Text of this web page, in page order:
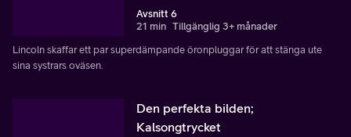
Avsnitt 6
21 min Tillgänglig 3+ månader
Lincoln skaffar ett par superdämpande öronpluggar för att stänga ute
sina systrars oväsen.
Den perfekta bilden;
Kalsongtrycket